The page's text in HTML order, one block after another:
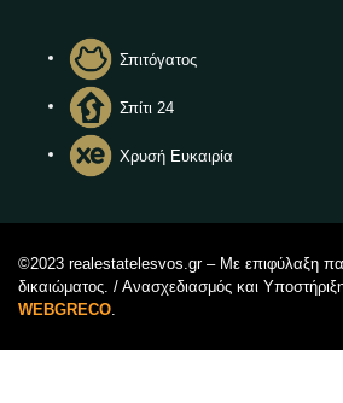
Σπιτόγατος
Σπίτι 24
Χρυσή Ευκαιρία
©2023 realestatelesvos.gr – Με επιφύλαξη
δικαιώματος. / Ανασχεδιασμός και
WEBGRECO.